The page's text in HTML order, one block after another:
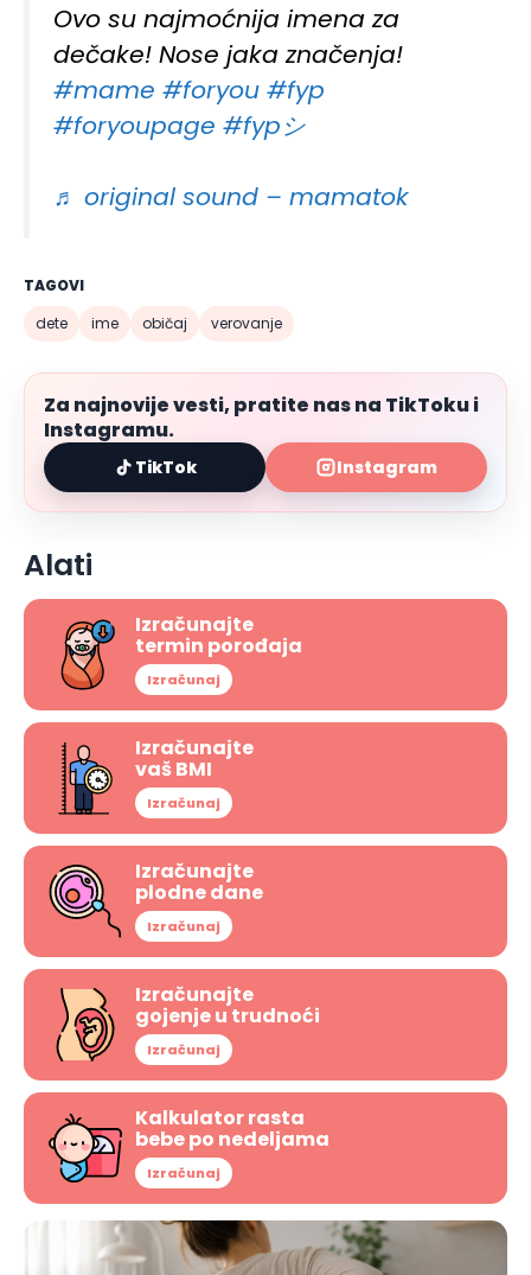
Ovo su najmoćnija imena za
dečake! Nose jaka značenja!
#mame #foryou #fyp
#foryoupage #fypシ゚
♬ original sound – mamatok
TAGOVI
dete
ime običaj verovanje
Za najnovije vesti, pratite nas na TikToku i
Instagramu.
TikTok Instagram
Alati
Izračunajte
termin porođaja
Izračunaj
Izračunajte
vaš BMI
Izračunaj
Izračunajte
plodne dane
Izračunaj
Izračunajte
gojenje u trudnoći
Izračunaj
Kalkulator rasta
bebe po nedeljama
Izračunaj